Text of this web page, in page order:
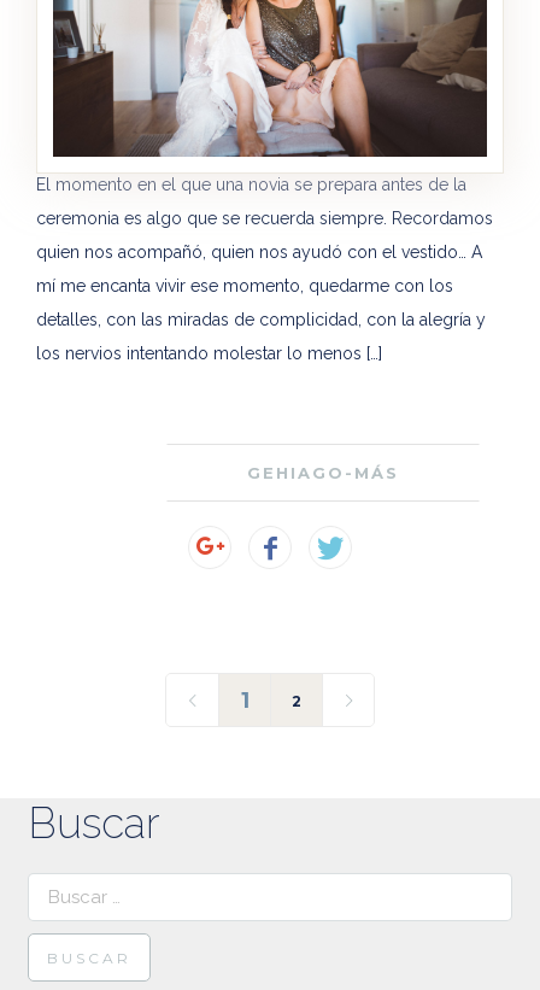
El momento en el que una novia se prepara antes de la
ceremonia es algo que se recuerda siempre. Recordamos
quien nos acompañó, quien nos ayudó con el vestido… A
mí me encanta vivir ese momento, quedarme con los
detalles, con las miradas de complicidad, con la alegría y
los nervios intentando molestar lo menos […]
GEHIAGO-MÁS
1 2
Buscar
Buscar: